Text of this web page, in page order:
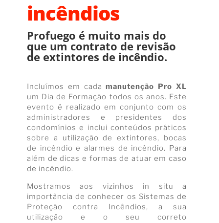
incêndios
Profuego é muito mais do
que um contrato de revisão
de extintores de incêndio.
Incluímos em cadamanutenção Pro XL
um Dia de Formação todos os anos. Este
evento é realizado em conjunto com os
administradores e presidentes dos
condomínios e inclui conteúdos práticos
sobre a utilização de extintores, bocas
de incêndio e alarmes de incêndio. Para
além de dicas e formas de atuar em caso
de incêndio.
Mostramos aos vizinhos in situ a
importância de conhecer os Sistemas de
Proteção contra Incêndios, a sua
utilização e o seu correto